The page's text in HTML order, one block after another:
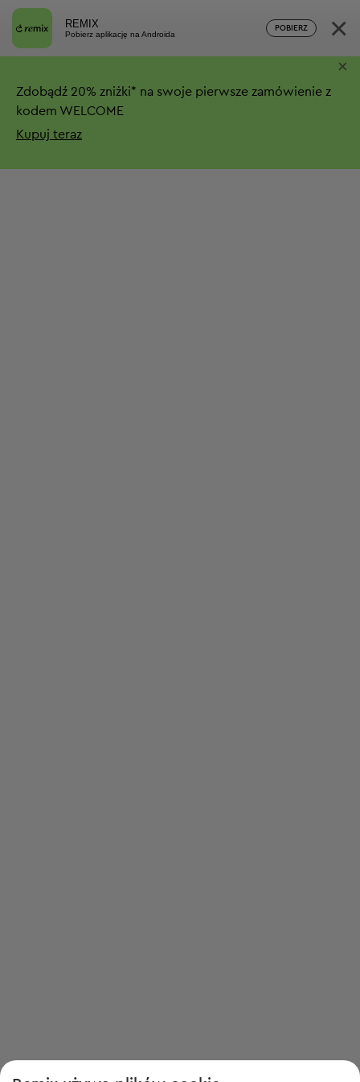
REMIX
Pobierz aplikację na Androida
POBIERZ ×
Zdobądź 20% zniżki* na swoje pierwsze zamówienie z
kodem WELCOME
Kupuj teraz
×